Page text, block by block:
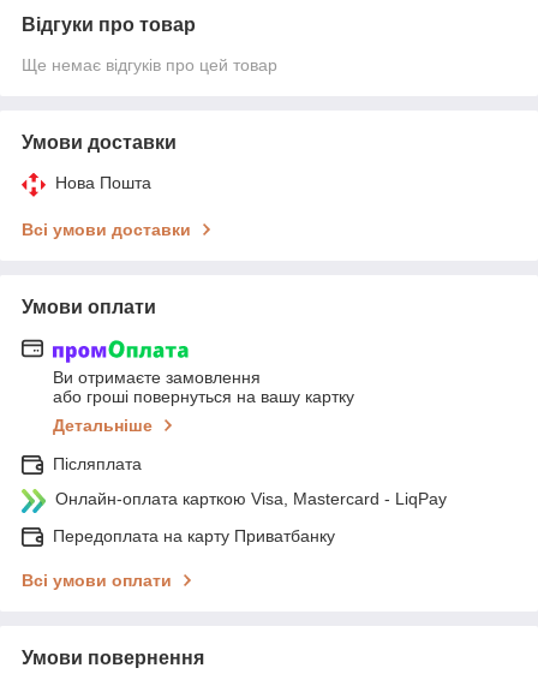
Відгуки про товар
Ще немає відгуків про цей товар
Умови доставки
Нова Пошта
Всі умови доставки
Умови оплати
Ви отримаєте замовлення
або гроші повернуться на вашу картку
Детальніше
Післяплата
Онлайн-оплата карткою Visa, Mastercard - LiqPay
Передоплата на карту Приватбанку
Всі умови оплати
Умови повернення